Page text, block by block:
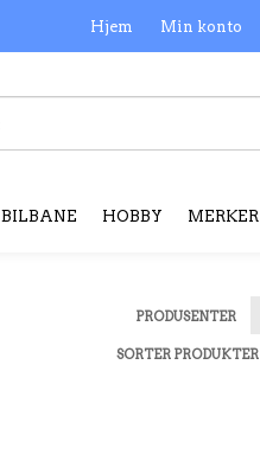
Hjem Min konto
BILBANE HOBBY MERKER
PRODUSENTER
SORTER PRODUKTER